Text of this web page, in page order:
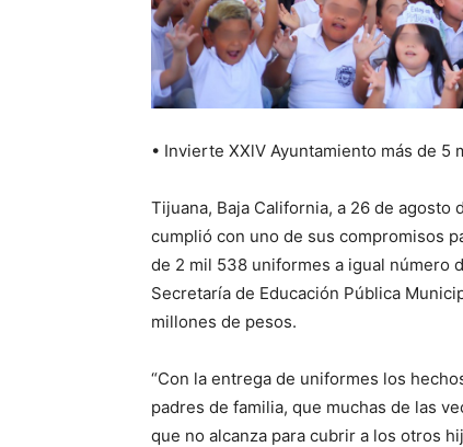
• Invierte XXlV Ayuntamiento más de 5
Tijuana, Baja California, a 26 de
cumplió con uno de sus compromisos
de 2 mil 538 uniformes a igual número
Secretaría de Educación Pública
millones de pesos.
“Con la entrega de uniformes los
padres de familia, que muchas de las
que no alcanza para cubrir a los otros